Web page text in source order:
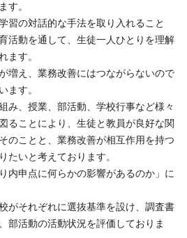
す。
習の対話的な手法を取り入れること
活動を通して、生徒一人ひとりを理解
ます。
増え、業務改善にはつながらないので
ます。
み、授業、部活動、学校行事など様々
ることにより、生徒と教員が良好な関
のことと、業務改善が相互作用を持つ
たいと考えております。
内申点に何らかの影響があるのか」に
がそれぞれに選抜基準を設け、調査書
部活動の活動状況を評価しておりま